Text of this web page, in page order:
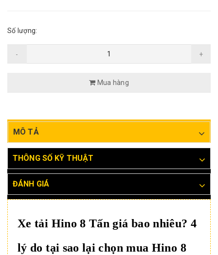
Số lượng:
- +
Mua hàng
MÔ TẢ
THÔNG SỐ KỸ THUẬT
ĐÁNH GIÁ
Xe tải Hino 8 Tấn giá bao nhiêu? 4
lý do tại sao lại chọn mua Hino 8